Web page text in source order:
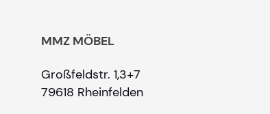
MMZ MÖBEL
Großfeldstr. 1,3+7
79618 Rheinfelden